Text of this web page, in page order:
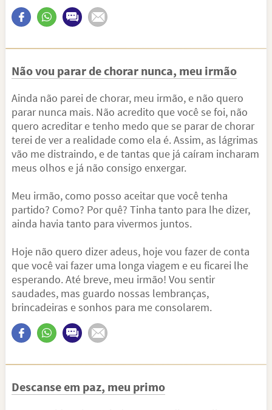
Não vou parar de chorar nunca, meu irmão
Ainda não parei de chorar, meu irmão, e não quero
parar nunca mais. Não acredito que você se foi, não
quero acreditar e tenho medo que se parar de chorar
terei de ver a realidade como ela é. Assim, as lágrimas
vão me distraindo, e de tantas que já caíram incharam
meus olhos e já não consigo enxergar.
Meu irmão, como posso aceitar que você tenha
partido? Como? Por quê? Tinha tanto para lhe dizer,
ainda havia tanto para vivermos juntos.
Hoje não quero dizer adeus, hoje vou fazer de conta
que você vai fazer uma longa viagem e eu ficarei lhe
esperando. Até breve, meu irmão! Vou sentir
saudades, mas guardo nossas lembranças,
brincadeiras e sonhos para me consolarem.
Descanse em paz, meu primo